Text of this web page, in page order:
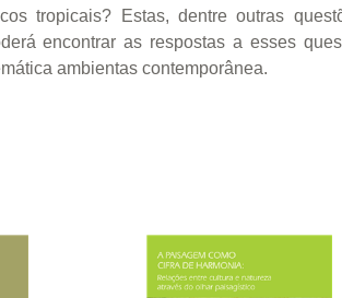
tropicais? Estas, dentre outras
encontrar as respostas a esses
ambientas contemporânea.